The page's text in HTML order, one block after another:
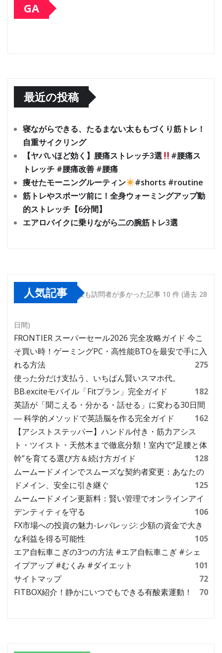
GA
最近の投稿
寝ながらできる、たるまない太ももづくり筋トレ！
自重サイクリング
【ヤバいほど効く】腰痛ストレッチ3選
#腰痛ス
トレッチ #腰痛改善 #腰痛
痩せたモーニングルーティン
#shorts #routine
筋トレやスポーツ前に！全身ウォーミングアップ動
的ストレッチ【6分間】
エアロバイクに乗りながら二の腕筋トレ3選
人気記事 最も訪問者が多かった記事 10 件 (過去 28
日間)
FRONTIER スーパーセール2026 完全攻略ガイド 今こ
そ買い時！ゲーミングPC・高性能BTOを最安で手に入
れる方法
275
使った分だけ支払う、いちばん賢いスマホ代。
BB.exciteモバイル「Fitプラン」完全ガイド
182
英語が「聞こえる・分かる・話せる」に変わる30日間
― 科学的メソッドで英語脳を作る完全ガイド
162
【アシストステッパー】ハンドル付き・筋力アシス
ト・ツイスト・天然木まで徹底分類！室内で“足腰と体
幹”を育てる選び方＆続け方ガイド
128
ムームードメインでスムーズな契約者変更：あなたの
ドメイン、安全に引き継ぐ
125
ムームードメイン更新料：賢い管理でオンラインアイ
デンティティを守る
106
FX市場への投資の魅力-レバレッジ: 少額の資金で大き
な利益を得る可能性
105
エア自転車こぎの3つの方法 #エア自転車こぎ #シェ
イプアップ #むくみ #ダイエット
101
サイトマップ
72
FITBOX紹介！静かにいつでもできる有酸素運動！
70